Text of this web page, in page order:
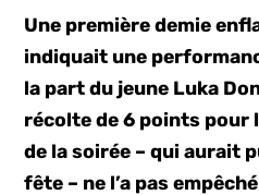
Une première demie
indiquait une
la part du jeune Luka
récolte de 6 points pour
de la soirée – qui aurait
fête – ne l’a pas